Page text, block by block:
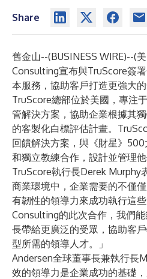
Share
舊金山--(BUSINESS WIRE)--(
Consulting宣布與TruScore簽
本服務，協助客戶打造更強大
TruScore總部位於美國，專注
管解決方案，協助企業根據其
的客製化白標評估計畫。
回饋解決方案，與《財星》
和獨立教練合作，設計並管理他
TruScore執行長Derek Murphy
商業環境中，企業需要的不僅
有韌性的領導力來成功執行這
Consulting的此次合作，我們
長帶給更廣泛的受眾，協助客
型所需的領導人才。」
Andersen全球董事長兼執行長
效的領導力是企業成功的基礎